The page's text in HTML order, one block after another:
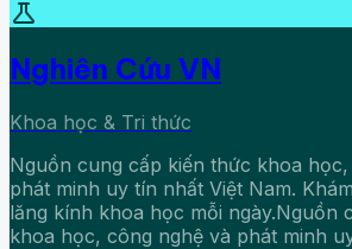
science
Nghiên Cứu VN
Khoa học & Tri thức
Nguồn cung cấp kiến thức khoa
phát minh uy tín nhất Việt Nam.
lăng kính khoa học mỗi ngày.Nguồn
khoa học, công nghệ và phát minh